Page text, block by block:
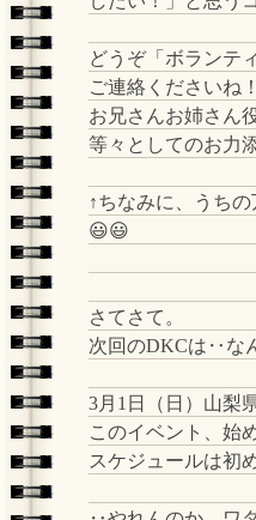
どうぞ「ボランテ
ご連絡くださいね
お兄さんお姉さん
等々としてのお力
↑ちなみに、うち
😃😃
さてさて。
次回のDKCは‥な
3月1日（日）山梨
このイベント、始
スケジュールは初